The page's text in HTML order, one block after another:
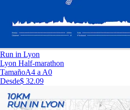
Run in Lyon
Lyon Half-marathon
TamañoA4 a A0
Desde$ 32.09